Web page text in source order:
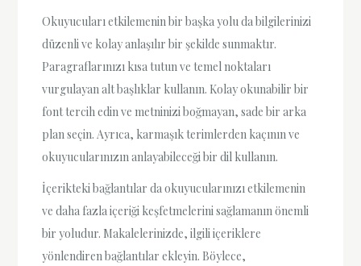
Okuyucuları etkilemenin bir başka yolu da bilgilerinizi
düzenli ve kolay anlaşılır bir şekilde sunmaktır.
Paragraflarınızı kısa tutun ve temel noktaları
vurgulayan alt başlıklar kullanın. Kolay okunabilir bir
font tercih edin ve metninizi boğmayan, sade bir arka
plan seçin. Ayrıca, karmaşık terimlerden kaçının ve
okuyucularınızın anlayabileceği bir dil kullanın.
İçerikteki bağlantılar da okuyucularınızı etkilemenin
ve daha fazla içeriği keşfetmelerini sağlamanın önemli
bir yoludur. Makalelerinizde, ilgili içeriklere
yönlendiren bağlantılar ekleyin. Böylece,